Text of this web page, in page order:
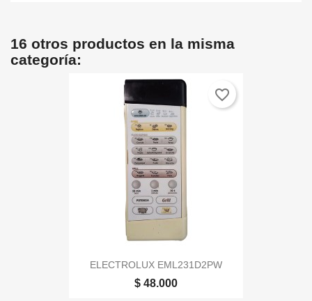
16 otros productos en la misma
categoría:
ELECTROLUX EML231D2PW
$ 48.000
favorite_border